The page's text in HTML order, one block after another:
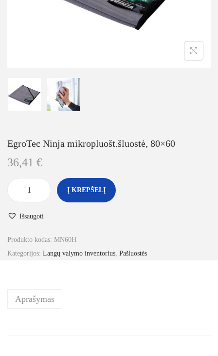
EgroTec Ninja mikropluošt.šluostė, 80×60
36,41 €
Į KREPŠELĮ
Išsaugoti
Produkto kodas: MN60H
Kategorijos: Langų valymo inventorius Pašluostės
Aprašymas